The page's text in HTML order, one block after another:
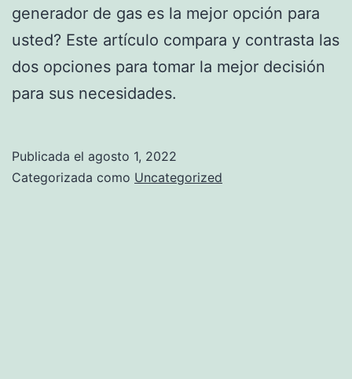
generador de gas es la mejor opción para
usted? Este artículo compara y contrasta las
dos opciones para tomar la mejor decisión
para sus necesidades.
Publicada el agosto 1, 2022
Categorizada como Uncategorized